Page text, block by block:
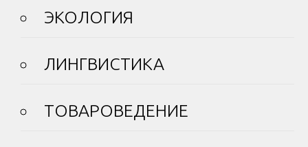
ЭКОЛОГИЯ
ЛИНГВИСТИКА
ТОВАРОВЕДЕНИЕ